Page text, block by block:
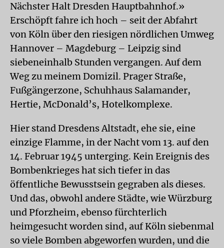
Nächster Halt Dresden Hauptbahnhof.»
Erschöpft fahre ich hoch – seit der Abfahrt
von Köln über den riesigen nördlichen Umweg
Hannover – Magdeburg – Leipzig sind
siebeneinhalb Stunden vergangen. Auf dem
Weg zu meinem Domizil. Prager Straße,
Fußgängerzone, Schuhhaus Salamander,
Hertie, McDonald’s, Hotelkomplexe.
Hier stand Dresdens Altstadt, ehe sie, eine
einzige Flamme, in der Nacht vom 13. auf den
14. Februar 1945 unterging. Kein Ereignis des
Bombenkrieges hat sich tiefer in das
öffentliche Bewusstsein gegraben als dieses.
Und das, obwohl andere Städte, wie Würzburg
und Pforzheim, ebenso fürchterlich
heimgesucht worden sind, auf Köln siebenmal
so viele Bomben abgeworfen wurden, und die